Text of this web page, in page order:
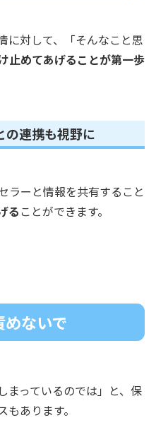
に対して、「そんなこと思
止めてあげることが第一歩
連携も視野に
ラーと情報を共有すること
る ことができます。
ないで
まっているのでは」と、保
あります。